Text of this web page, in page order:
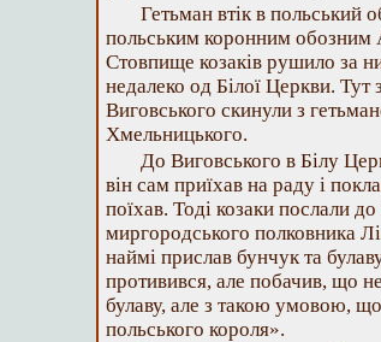
Гетьман втік в польський
польським коронним обозним
Стовпище козаків рушило за
недалеко од Білої Церкви. Тут
Виговського скинули з
Хмельницького.
До Виговського в Білу
він сам приїхав на раду і
поїхав. Тоді козаки послали
миргородського полковника
наймі прислав бунчук та
противився, але побачив, що
булаву, але з такою умовою,
польського короля».